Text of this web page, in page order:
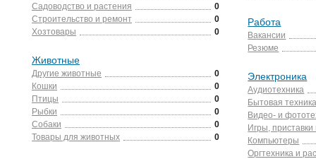
Садоводство и растения
0
Строительство и ремонт
0
Хозтовары
0
Животные
Другие животные
0
Кошки
0
Птицы
0
Рыбки
0
Собаки
0
Товары для животных
0
Работа
Вакансии
Резюме
Электроника
Аудиотехника
Бытовая
Видео- и
Игры,
Компьютеры
Оргтехника и